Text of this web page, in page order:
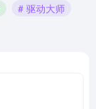
# 驱动大师